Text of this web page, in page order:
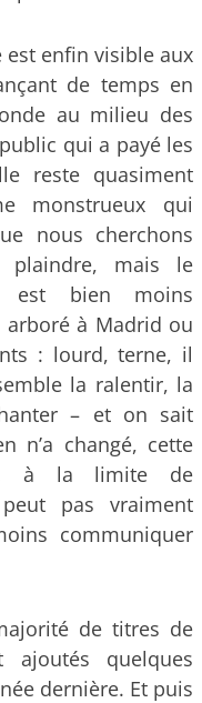
enfin visible aux
de temps en
au milieu des
qui a payé les
reste quasiment
monstrueux qui
nous cherchons
mais le
est bien moins
arboré à Madrid ou
: lourd, terne, il
la ralentir, la
– et on sait
n’a changé, cette
à la limite de
pas vraiment
communiquer
de titres de
quelques
dernière. Et puis